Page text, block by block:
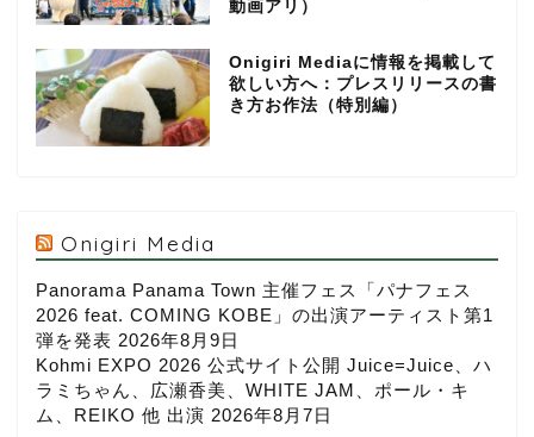
動画アリ）
Onigiri Mediaに情報を掲載して
欲しい方へ：プレスリリースの書
き方お作法（特別編）
Onigiri Media
Panorama Panama Town 主催フェス「パナフェス
2026 feat. COMING KOBE」の出演アーティスト第1
弾を発表 2026年8月9日
Kohmi EXPO 2026 公式サイト公開 Juice=Juice、ハ
ラミちゃん、広瀬香美、WHITE JAM、ポール・キ
ム、REIKO 他 出演 2026年8月7日